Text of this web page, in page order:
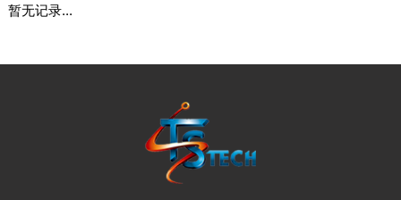
暂无记录...